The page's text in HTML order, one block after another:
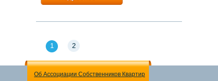
Расчетный час:12:00
1 2
Об Ассоциации Собственников Квартир